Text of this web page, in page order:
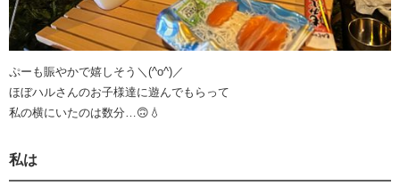
ぷーも賑やかで嬉しそう＼(^o^)／
ほぼハルさんのお子様達に遊んでもらって
私の横にいたのは数分…🙃💧
私は